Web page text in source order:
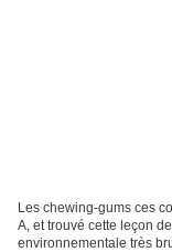
Les chewing-gums ces
A, et trouvé cette leçon
environnementale très